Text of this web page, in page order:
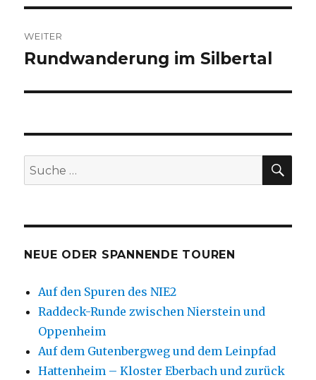
WEITER
Nächster
Rundwanderung im Silbertal
Suche
nach:
NEUE ODER SPANNENDE TOUREN
Auf den Spuren des NIE2
Raddeck-Runde zwischen Nierstein und
Oppenheim
Auf dem Gutenbergweg und dem Leinpfad
Hattenheim – Kloster Eberbach und zurück